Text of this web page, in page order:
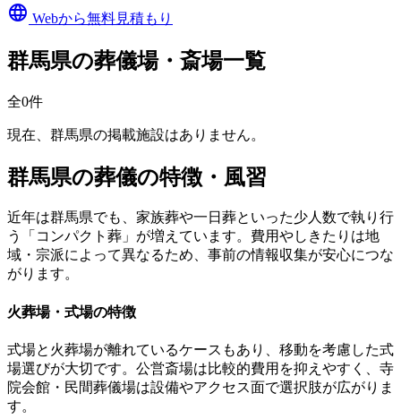
language Webから無料見積もり
群馬県の葬儀場・斎場一覧
全0件
現在、群馬県の掲載施設はありません。
群馬県の葬儀の特徴・風習
近年は群馬県でも、家族葬や一日葬といった少人数で執り行
う「コンパクト葬」が増えています。費用やしきたりは地
域・宗派によって異なるため、事前の情報収集が安心につな
がります。
火葬場・式場の特徴
式場と火葬場が離れているケースもあり、移動を考慮した式
場選びが大切です。公営斎場は比較的費用を抑えやすく、寺
院会館・民間葬儀場は設備やアクセス面で選択肢が広がりま
す。